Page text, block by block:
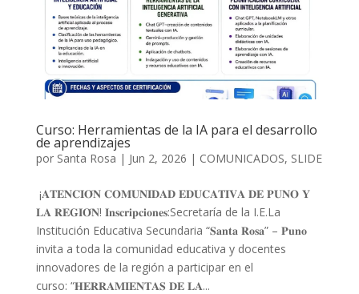
Curso: Herramientas de la IA para el desarrollo
de aprendizajes
por Santa Rosa | Jun 2, 2026 | COMUNICADOS, SLIDE
¡𝐀𝐓𝐄𝐍𝐂𝐈𝐎́𝐍 𝐂𝐎𝐌𝐔𝐍𝐈𝐃𝐀𝐃 𝐄𝐃𝐔𝐂𝐀𝐓𝐈𝐕𝐀 𝐃𝐄 𝐏𝐔𝐍𝐎 𝐘
𝐋𝐀 𝐑𝐄𝐆𝐈𝐎́𝐍! 𝐈𝐧𝐬𝐜𝐫𝐢𝐩𝐜𝐢𝐨𝐧𝐞𝐬:Secretaría de la I.E.La
Institución Educativa Secundaria “𝐒𝐚𝐧𝐭𝐚 𝐑𝐨𝐬𝐚” – 𝐏𝐮𝐧𝐨
invita a toda la comunidad educativa y docentes
innovadores de la región a participar en el
curso: “𝐇𝐄𝐑𝐑𝐀𝐌𝐈𝐄𝐍𝐓𝐀𝐒 𝐃𝐄 𝐋𝐀...